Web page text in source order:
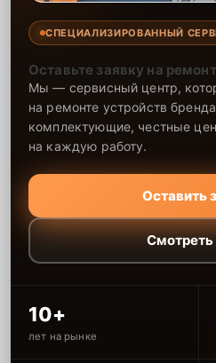
СПЕЦИАЛИЗИРОВАННЫЙ
Оставьте заявку на
Мы — сервисный центр,
на ремонте устройств
комплектующие, честные
на каждую работу.
Оставить
10+
лет на рынке